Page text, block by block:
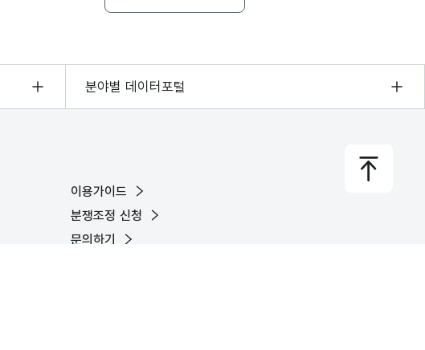
분야별 데이터포털
기상자료개방포털
국토교통부 공간정보오픈플랫폼
농림축산식품 공공데이터포털
보건의료빅데이터개방시스템
이용가이드
분쟁조정 신청
문의하기